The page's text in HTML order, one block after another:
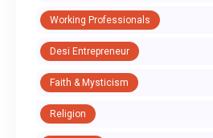
Working Professionals
Desi Entrepreneur
Faith & Mysticism
Religion